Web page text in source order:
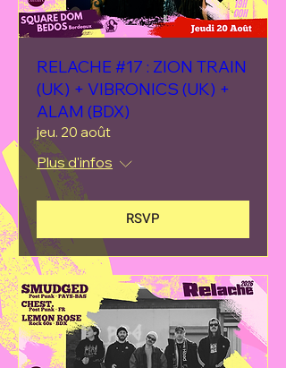
RELACHE #17 : ZION TRAIN
(UK) + VIBRONICS (UK) +
ALAM (BDX)
jeu. 20 août
Plus d'infos
RSVP